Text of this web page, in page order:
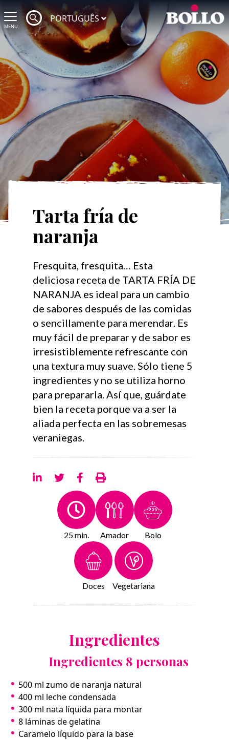
MENU
PORTUGUÊS
Tarta fría de
naranja
Fresquita, fresquita… Esta
deliciosa receta de TARTA FRÍA DE
NARANJA es ideal para un cambio
de sabores después de las comidas
o sencillamente para merendar. Es
muy fácil de preparar y de sabor es
irresistiblemente refrescante con
una textura muy suave. Sólo tiene 5
ingredientes y no se utiliza horno
para prepararla. Así que, guárdate
bien la receta porque va a ser la
aliada perfecta en las sobremesas
veraniegas.
25 min. Amador Bolo
Doces Vegetariana
Ingredientes
Ingredientes 8 personas
500 ml zumo de naranja natural
400 ml leche condensada⁣
300 ml nata líquida para montar⁣
8 láminas de gelatina⁣
Caramelo líquido para la base